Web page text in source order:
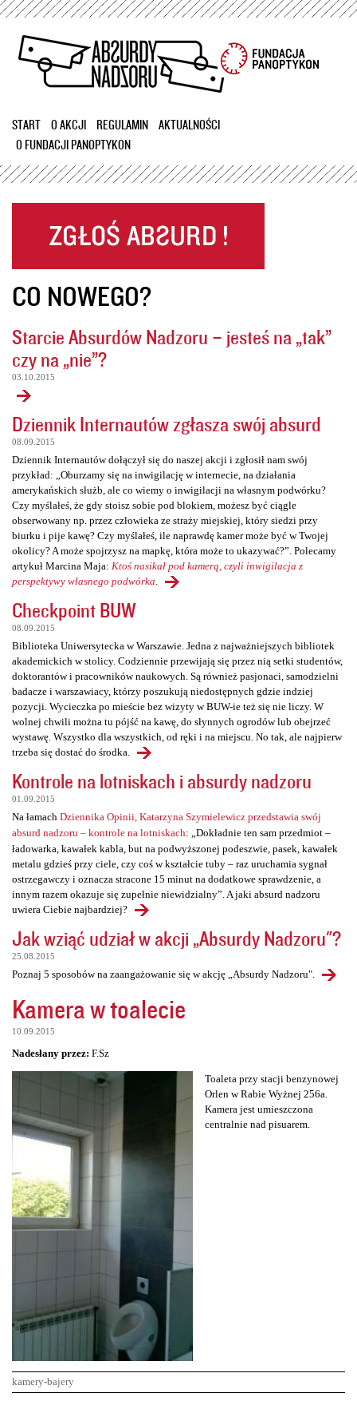
Przejdź
treści
START O AKCJI REGULAMIN
AKTUALNOŚCI
O FUNDACJI PANOPTYKON
CO NOWEGO?
Starcie Absurdów Nadzoru – jesteś na „tak”
czy na „nie”?
03.10.2015
Dziennik Internautów zgłasza swój absurd
08.09.2015
Dziennik Internautów dołączył się do naszej akcji i zgłosił nam swój
przykład: „Oburzamy się na inwigilację w internecie, na działania
amerykańskich służb, ale co wiemy o inwigilacji na własnym podwórku?
Czy myślałeś, że gdy stoisz sobie pod blokiem, możesz być ciągle
obserwowany np. przez człowieka ze straży miejskiej, który siedzi przy
biurku i pije kawę? Czy myślałeś, ile naprawdę kamer może być w Twojej
okolicy? A może spojrzysz na mapkę, która może to ukazywać?”. Polecamy
artykuł Marcina Maja: Ktoś nasikał pod kamerą, czyli inwigilacja z
perspektywy własnego podwórka
Checkpoint BUW
08.09.2015
Biblioteka Uniwersytecka w Warszawie. Jedna z najważniejszych bibliotek
akademickich w stolicy. Codziennie przewijają się przez nią setki studentów,
doktorantów i pracowników naukowych. Są również pasjonaci, samodzielni
badacze i warszawiacy, którzy poszukują niedostępnych gdzie indziej
pozycji. Wycieczka po mieście bez wizyty w BUW-ie też się nie liczy. W
wolnej chwili można tu pójść na kawę, do słynnych ogrodów lub obejrzeć
wystawę. Wszystko dla wszystkich, od ręki i na miejscu. No tak, ale najpierw
trzeba się dostać do środka.
Kontrole na lotniskach i absurdy nadzoru
01.09.2015
Na łamach Dziennika Opinii, Katarzyna Szymielewicz przedstawia swój
absurd nadzoru – kontrole na lotniskach: „Dokładnie ten sam przedmiot –
ładowarka, kawałek kabla, but na podwyższonej podeszwie, pasek, kawałek
metalu gdzieś przy ciele, czy coś w kształcie tuby – raz uruchamia sygnał
ostrzegawczy i oznacza stracone 15 minut na dodatkowe sprawdzenie, a
innym razem okazuje się zupełnie niewidzialny”. A jaki absurd nadzoru
uwiera Ciebie najbardziej?
Jak wziąć udział w akcji „Absurdy Nadzoru"?
25.08.2015
Poznaj 5 sposobów na zaangażowanie się w akcję „Absurdy Nadzoru".
Kamera w toalecie
10.09.2015
Nadesłany przez: F.Sz
Toaleta przy stacji benzynowej
Orlen w Rabie Wyżnej 256a.
Kamera jest umieszczona
centralnie nad pisuarem.
kamery-bajery